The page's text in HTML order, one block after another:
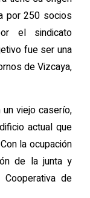
por 250 socios
el sindicato
fue ser una
de Vizcaya,
viejo caserío,
actual que
la ocupación
de la junta y
de